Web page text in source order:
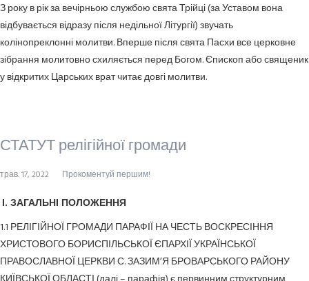
З року в рік за вечірньою службою свята Трійці (за Уставом вона
відбувається відразу після недільної Літургії) звучать
колінопреклонні молитви. Вперше після свята Пасхи все церковне
зібрання молитовно схиляється перед Богом. Єпископ або священик
у відкритих Царських врат читає довгі молитви.
СТАТУТ релігійної громади
трав. 17, 2022 Прокоментуй першим!
І. ЗАГАЛЬНІ ПОЛОЖЕННЯ
1.1 РЕЛІГІЙНОЇ ГРОМАДИ ПАРАФІЇ НА ЧЕСТЬ ВОСКРЕСІННЯ
ХРИСТОВОГО БОРИСПІЛЬСЬКОЇ ЄПАРХІЇ УКРАЇНСЬКОЇ
ПРАВОСЛАВНОЇ ЦЕРКВИ С. ЗАЗИМ’Я БРОВАРСЬКОГО РАЙОНУ